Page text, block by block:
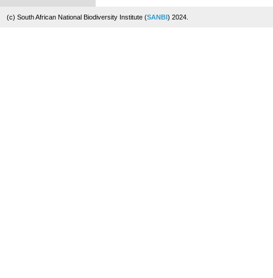
(c) South African National Biodiversity Institute (SANBI) 2024.